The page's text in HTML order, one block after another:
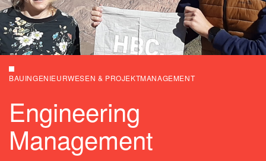
BAUINGENIEURWESEN & PROJEKTMANAGEMENT
Engineering
Management